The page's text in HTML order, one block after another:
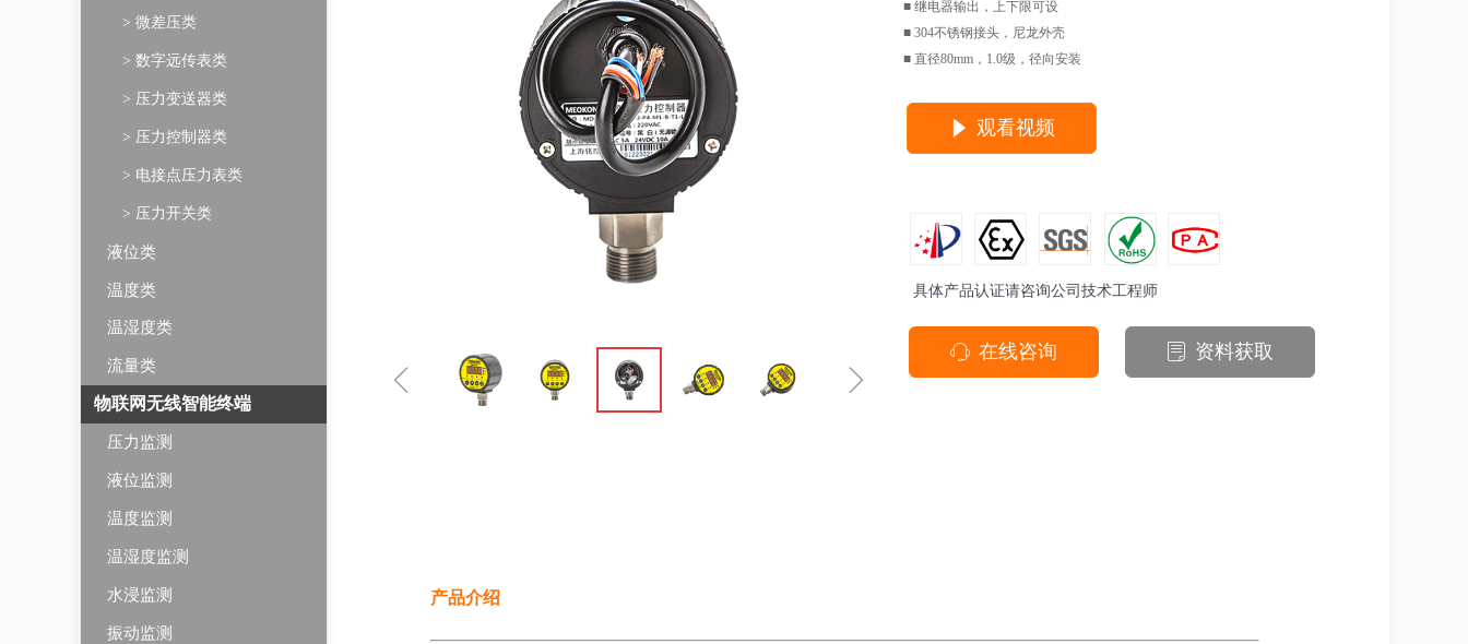
ꁆ ꁇ
■ 继电器输出，上下限可设
■ 304不锈钢接头，尼龙外壳
■ 直径80mm，1.0级，径向安装
ꁱ 在线咨询 ꂓ 资料获取
념 观看视频
产品介绍
> 微差压类
> 数字远传表类
> 压力变送器类
> 压力控制器类
> 电接点压力表类
> 压力开关类
液位类
温度类
温湿度类
流量类
物联网无线智能终端
压力监测
液位监测
温度监测
温湿度监测
水浸监测
振动监测
具体产品认证请咨询公司技术工程师